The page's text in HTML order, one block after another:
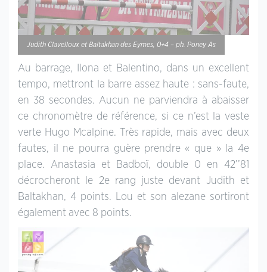
Judith Clavelloux et Baltakhan des Eymes, 0+4 – ph. Poney As
Au barrage, Ilona et Balentino, dans un excellent
tempo, mettront la barre assez haute : sans-faute,
en 38 secondes. Aucun ne parviendra à abaisser
ce chronomètre de référence, si ce n’est la veste
verte Hugo Mcalpine. Très rapide, mais avec deux
fautes, il ne pourra guère prendre « que » la 4e
place. Anastasia et Badboï, double 0 en 42’’81
décrocheront le 2e rang juste devant Judith et
Baltakhan, 4 points. Lou et son alezane sortiront
également avec 8 points.